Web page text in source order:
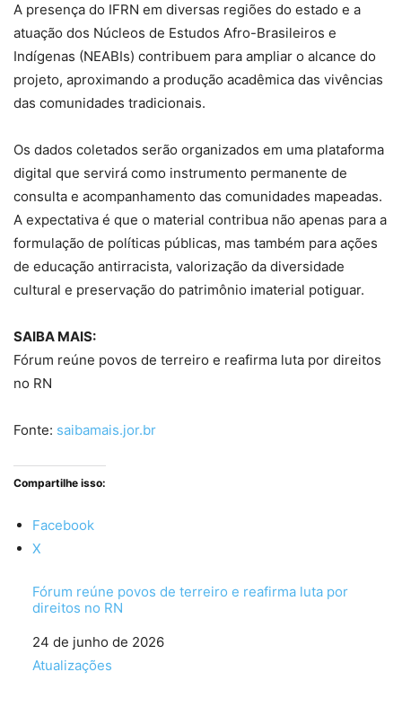
A presença do IFRN em diversas regiões do estado e a
atuação dos Núcleos de Estudos Afro-Brasileiros e
Indígenas (NEABIs) contribuem para ampliar o alcance do
projeto, aproximando a produção acadêmica das vivências
das comunidades tradicionais.
Os dados coletados serão organizados em uma plataforma
digital que servirá como instrumento permanente de
consulta e acompanhamento das comunidades mapeadas.
A expectativa é que o material contribua não apenas para a
formulação de políticas públicas, mas também para ações
de educação antirracista, valorização da diversidade
cultural e preservação do patrimônio imaterial potiguar.
SAIBA MAIS:
Fórum reúne povos de terreiro e reafirma luta por direitos
no RN
Fonte: saibamais.jor.br
Compartilhe isso:
Facebook
X
Fórum reúne povos de terreiro e reafirma luta por
direitos no RN
Data
24 de junho de 2026
Em relação a
Atualizações